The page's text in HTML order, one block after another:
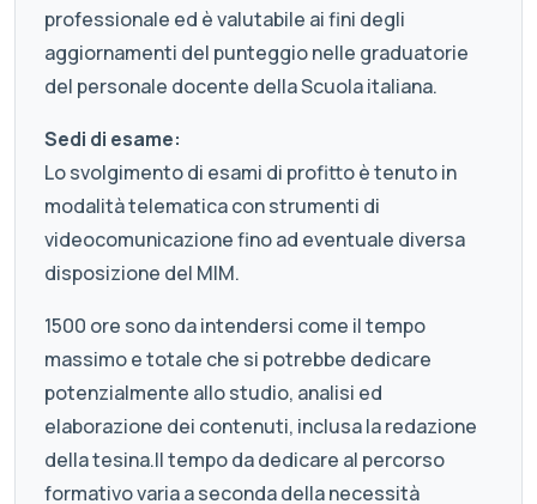
professionale ed è valutabile ai fini degli
aggiornamenti del punteggio nelle graduatorie
del personale docente della Scuola italiana.
Sedi di esame:
Lo svolgimento di esami di profitto è tenuto in
modalità telematica con strumenti di
videocomunicazione fino ad eventuale diversa
disposizione del MIM.
1500 ore sono da intendersi come il tempo
massimo e totale che si potrebbe dedicare
potenzialmente allo studio, analisi ed
elaborazione dei contenuti, inclusa la redazione
della tesina.Il tempo da dedicare al percorso
formativo varia a seconda della necessità